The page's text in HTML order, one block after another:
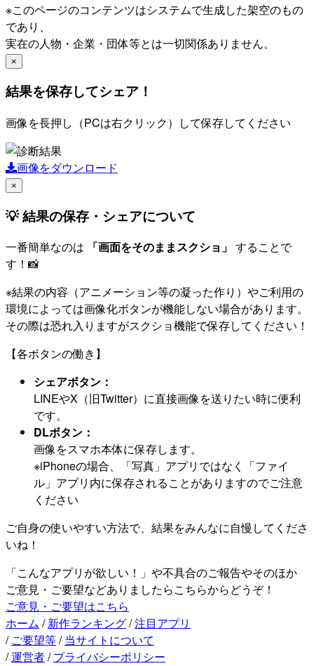
※このページのコンテンツはシステムで生成した架空のもの
であり、
実在の人物・企業・団体等とは一切関係ありません。
×
結果を保存してシェア！
画像を長押し（PCは右クリック）して保存してください
画像をダウンロード
×
💡 結果の保存・シェアについて
一番簡単なのは 「画面をそのままスクショ」 することで
す！📸
※結果の内容（アニメーション等の凝った作り）やご利用の
環境によっては画像化ボタンが機能しない場合があります。
その際は恐れ入りますがスクショ機能で保存してください！
【各ボタンの働き】
シェアボタン：
LINEやX（旧Twitter）に直接画像を送りたい時に便利
です。
DLボタン：
画像をスマホ本体に保存します。
※iPhoneの場合、「写真」アプリではなく「ファイ
ル」アプリ内に保存されることがありますのでご注意
ください
ご自身の使いやすい方法で、結果をみんなに自慢してくださ
いね！
「こんなアプリが欲しい！」や不具合のご報告やそのほか
ご意見・ご要望などありましたらこちらからどうぞ！
ご意見・ご要望はこちら
ホーム / 新作ランキング/注目アプリ
/ ご要望等/ 当サイトについて
/運営者/ プライバシーポリシー